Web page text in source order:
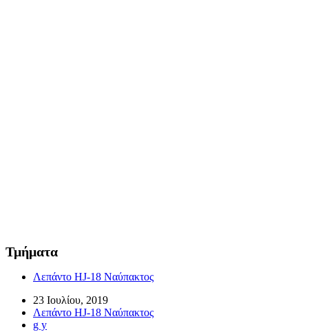
Τμήματα
Λεπάντο HJ-18 Ναύπακτος
23 Ιουλίου, 2019
Λεπάντο HJ-18 Ναύπακτος
g y